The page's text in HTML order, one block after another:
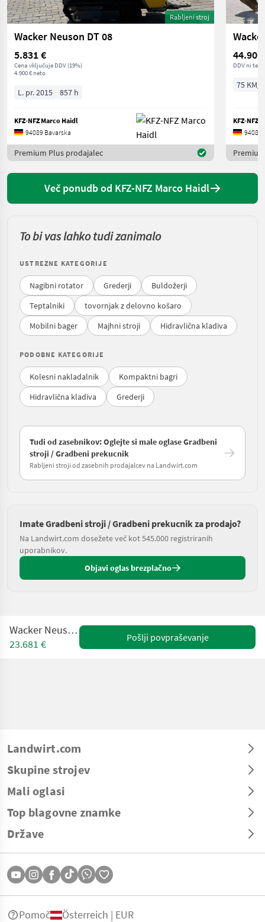
Rabljeni stroj
Wacker Neuson DT 08
5.831 €
Cena vključuje DDV (19%)
4.900 € neto
L. pr. 2015 857 h
KFZ-NFZ Marco Haidl
94089 Bavarska
Premium Plus prodajalec
44.900
DDV ni
75 KM/
KFZ-NFZ
94089
Več ponudb od KFZ-NFZ Marco Haidl
To bi vas lahko tudi zanimalo
USTREZNE KATEGORIJE
Nagibni rotator Grederji
Buldožerji
Teptalniki
tovornjak z delovno košaro
Mobilni bager
Majhni stroji Hidravlična kladiva
PODOBNE KATEGORIJE
Kolesni nakladalnik
Kompaktni bagri
Hidravlična kladiva
Grederji
Tudi od zasebnikov: Oglejte si male oglase Gradbeni
stroji / Gradbeni prekucnik
Rabljeni stroji od zasebnih prodajalcev na Landwirt.com
Imate Gradbeni stroji / Gradbeni prekucnik za prodajo?
Na Landwirt.com dosežete več kot 545.000 registriranih
uporabnikov.
Objavi oglas brezplačno
Wacker Neuson DW 60
23.681 €
Pošlji povpraševanje
Landwirt.com
Skupine strojev
Mali oglasi
Top blagovne znamke
Države
Pomoč Österreich | EUR